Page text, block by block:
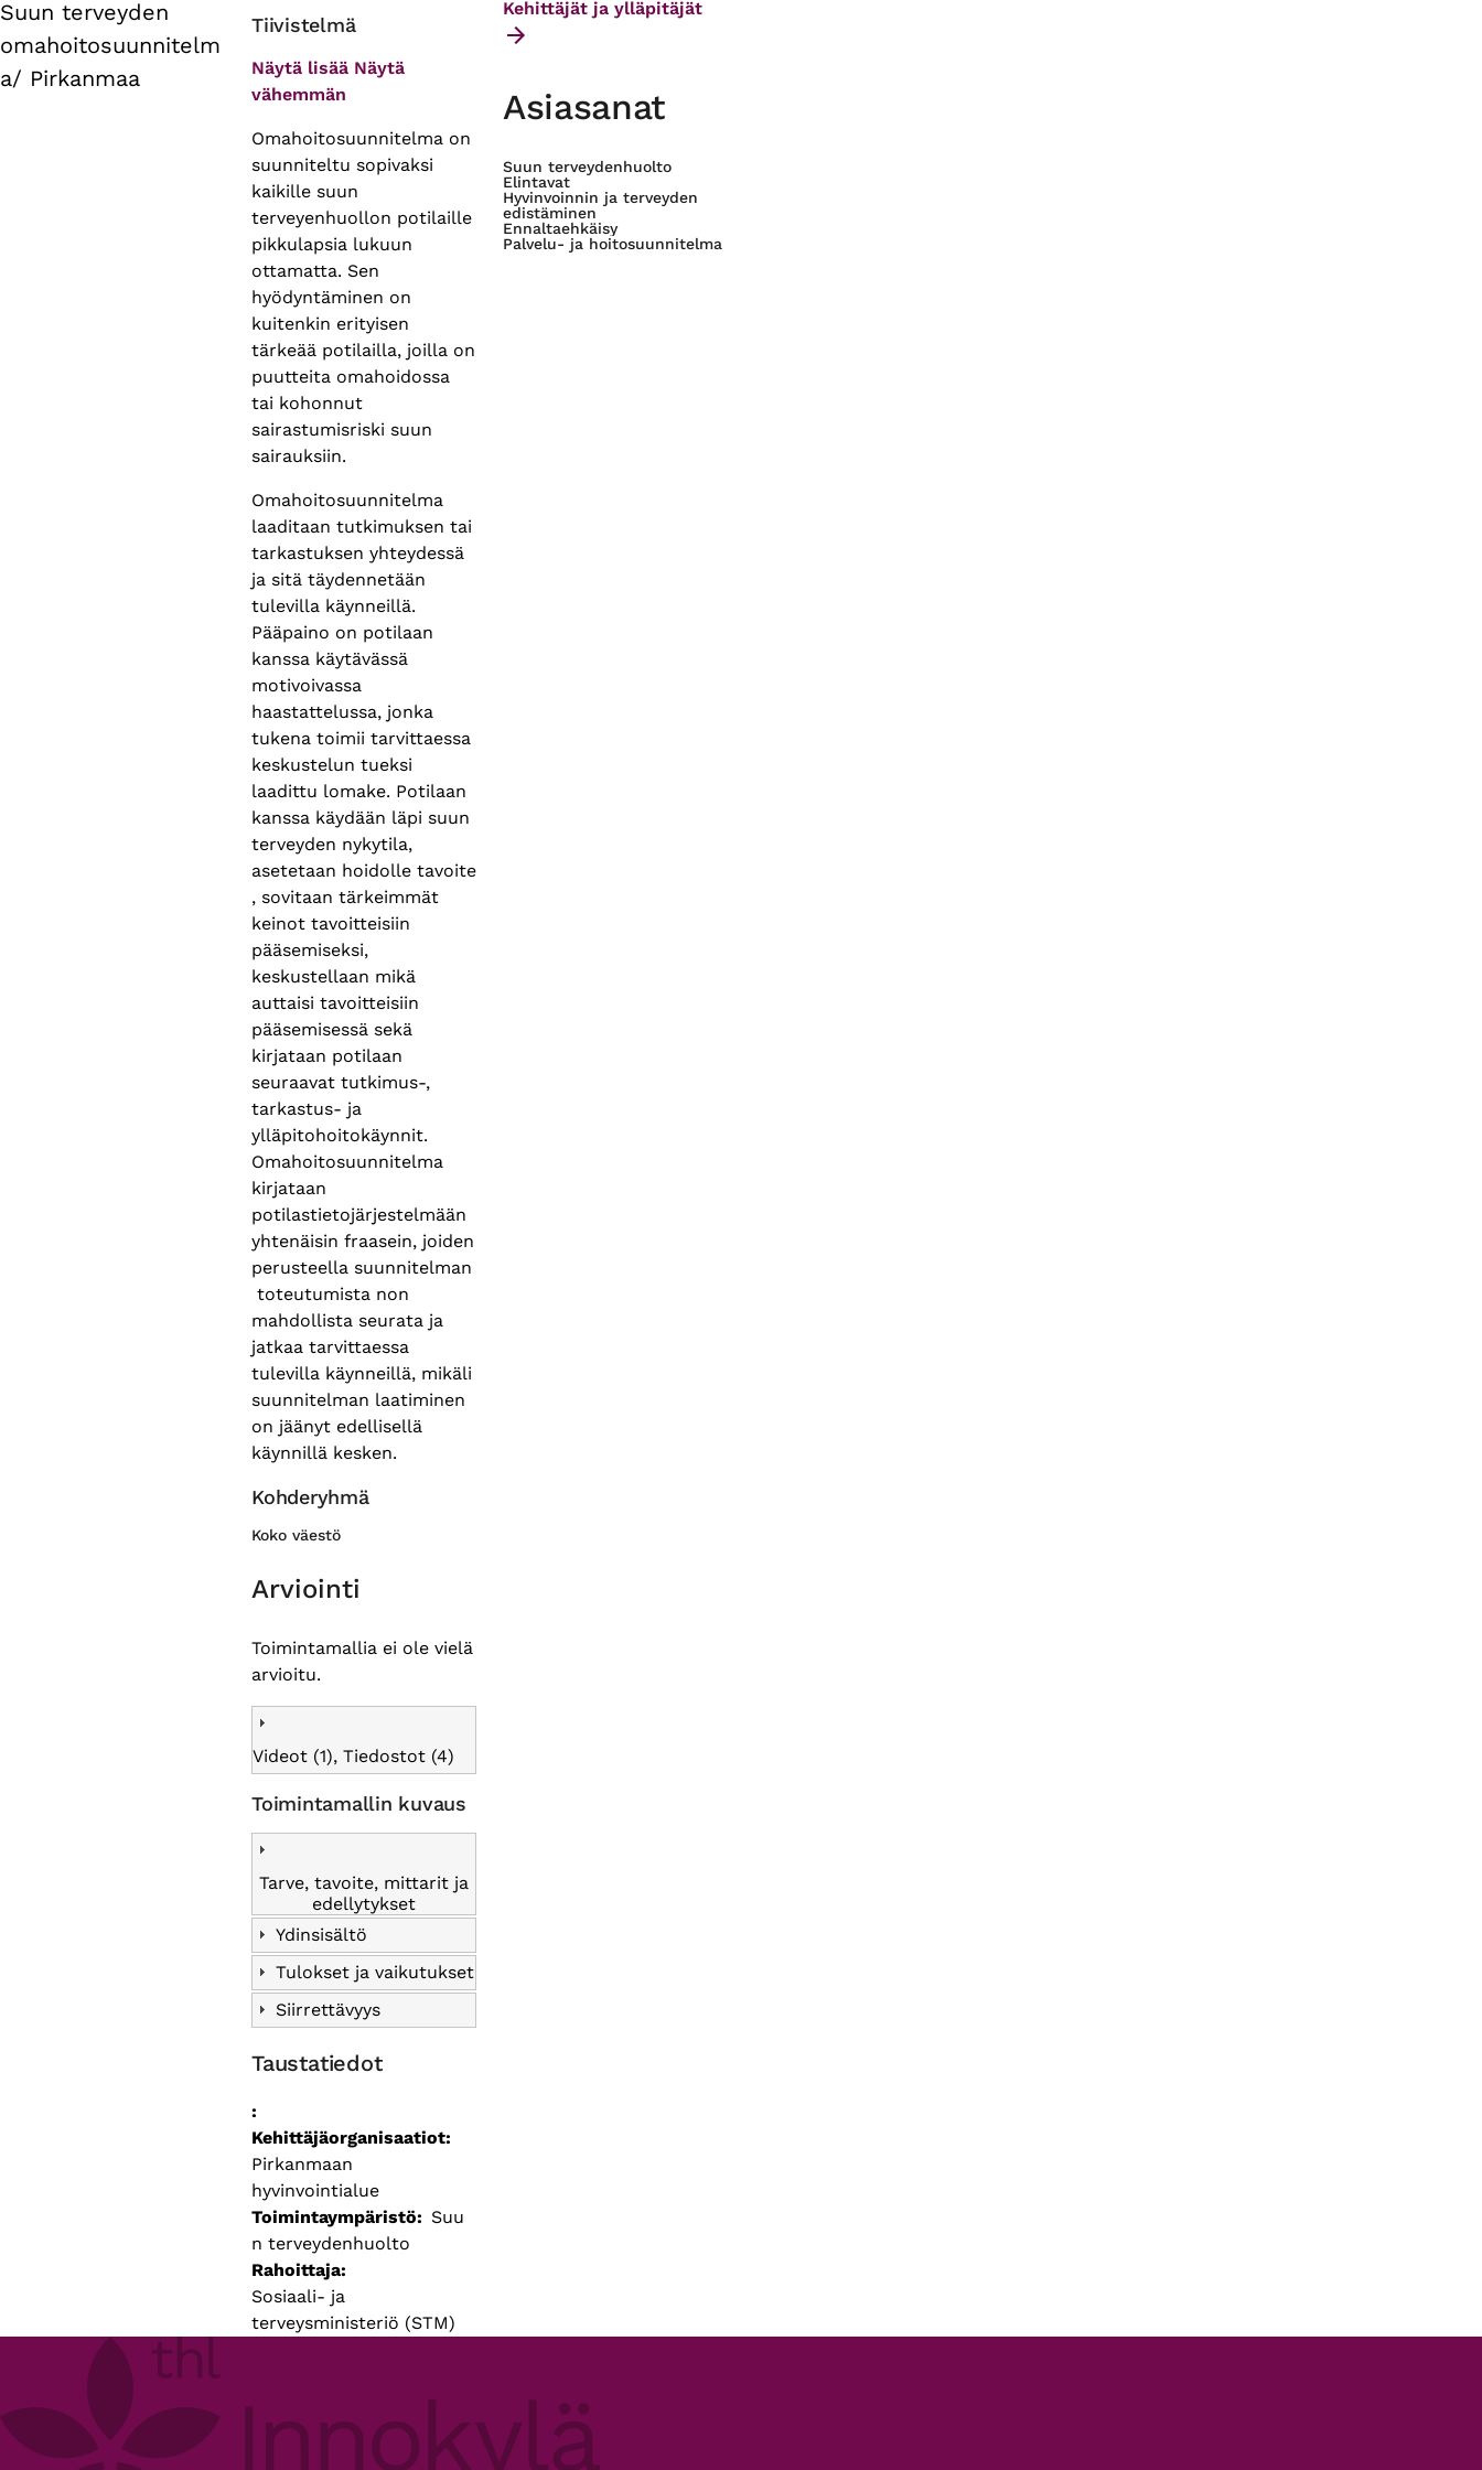
Primary
tabs
Suun terveyden
omahoitosuunnitelm
a/ Pirkanmaa
Tiivistelmä
Näytä lisää Näytä
vähemmän
Omahoitosuunnitelma on
suunniteltu sopivaksi
kaikille suun
terveyenhuollon potilaille
pikkulapsia lukuun
ottamatta. Sen
hyödyntäminen on
kuitenkin erityisen
tärkeää potilailla, joilla on
puutteita omahoidossa
tai kohonnut
sairastumisriski suun
sairauksiin​.
Omahoitosuunnitelma
laaditaan tutkimuksen tai
tarkastuksen yhteydessä
ja sitä täydennetään
tulevilla käynneillä.
Pääpaino on potilaan
kanssa käytävässä
motivoivassa
haastattelussa, jonka
tukena toimii tarvittaessa
keskustelun tueksi
laadittu lomake. Potilaan
kanssa käydään läpi suun
terveyden nykytila​,
asetetaan hoidolle tavoite​
, sovitaan tärkeimmät
keinot tavoitteisiin
pääsemiseksi​,
keskustellaan mikä
auttaisi tavoitteisiin
pääsemisessä​ sekä
kirjataan potilaan
seuraavat tutkimus-,
tarkastus- ja
ylläpitohoitokäynnit.
Omahoitosuunnitelma
kirjataan
potilastietojärjestelmään
yhtenäisin fraasein, joiden
perusteella suunnitelman
toteutumista non
mahdollista seurata ja
jatkaa tarvittaessa
tulevilla käynneillä, mikäli
suunnitelman laatiminen
on jäänyt edellisellä
käynnillä kesken.
Kohderyhmä
Koko väestö
Arviointi
Toimintamallia ei ole vielä
arvioitu.
Videot (1), Tiedostot (4)
Toimintamallin kuvaus
Tarve, tavoite, mittarit ja
edellytykset
Ydinsisältö
Tulokset ja vaikutukset
Siirrettävyys
Taustatiedot
Kehittäjäorganisaatiot
Pirkanmaan
hyvinvointialue
Toimintaympäristö
Suu
n terveydenhuolto
Rahoittaja
Sosiaali- ja
terveysministeriö (STM)
Kehittäjät ja ylläpitäjät
Asiasanat
Suun terveydenhuolto
Elintavat
Hyvinvoinnin ja terveyden
edistäminen
Ennaltaehkäisy
Palvelu- ja hoitosuunnitelma